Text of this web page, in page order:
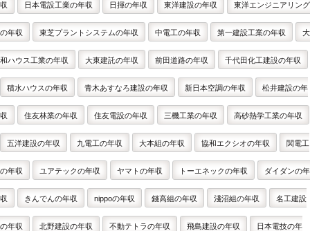
収 日本電設工業の年収 日揮の年収 東洋建設の年収 東洋エンジニアリング
の年収 東芝プラントシステムの年収 中電工の年収 第一建設工業の年収 大
和ハウス工業の年収 大東建託の年収 前田道路の年収 千代田化工建設の年収
積水ハウスの年収 青木あすなろ建設の年収 新日本空調の年収 松井建設の年
収 住友林業の年収 住友電設の年収 三機工業の年収 高砂熱学工業の年収
五洋建設の年収 九電工の年収 大本組の年収 協和エクシオの年収 関電工
の年収 ユアテックの年収 ヤマトの年収 トーエネックの年収 ダイダンの年
収 きんでんの年収 nippoの年収 錢高組の年収 淺沼組の年収 名工建設
の年収 北野建設の年収 不動テトラの年収 飛島建設の年収 日本電技の年